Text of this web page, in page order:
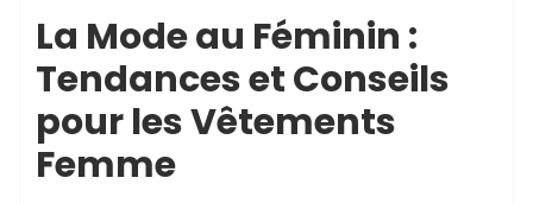
La Mode au Féminin :
Tendances et Conseils
pour les Vêtements
Femme